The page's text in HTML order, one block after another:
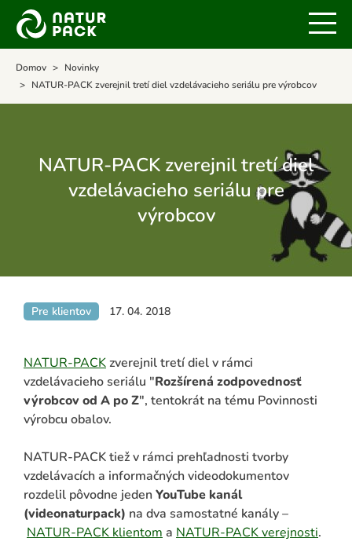
Domov
Novinky
NATUR-PACK zverejnil tretí diel vzdelávacieho seriálu pre výrobcov
NATUR-PACK zverejnil tretí diel
vzdelávacieho seriálu pre
výrobcov
Pre klientov 17. 04. 2018
NATUR-PACKzverejnil tretí diel v rámci
vzdelávacieho seriálu "Rozšírená zodpovednosť
výrobcov od A po Z", tentokrát na tému Povinnosti
výrobcu obalov.
NATUR-PACK tiež v rámci prehľadnosti tvorby
vzdelávacích a informačných videodokumentov
rozdelil pôvodne jedenYouTube kanál
(videonaturpack) na dva samostatné kanály –
NATUR-PACK klientom a NATUR-PACK verejnosti.